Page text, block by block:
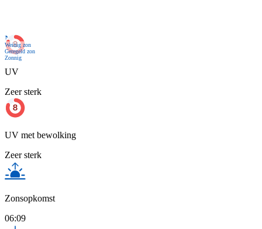
Nu
Weinig zon
Geregeld zon
Zonnig
UV
Zeer sterk
UV met bewolking
Zeer sterk
Zonsopkomst
06:09